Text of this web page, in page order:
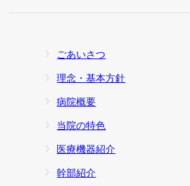
ごあいさつ
理念・基本方針
病院概要
当院の特色
医療機器紹介
幹部紹介